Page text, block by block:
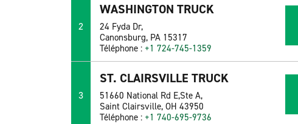
2
WASHINGTON TRUCK
24 Fyda Dr,
Canonsburg, PA 15317
Téléphone :+1 724-745-1359
3
ST. CLAIRSVILLE TRUCK
51660 National Rd E,Ste A,
Saint Clairsville, OH 43950
Téléphone :+1 740-695-9736